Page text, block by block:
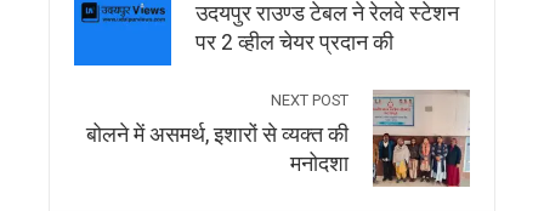
उदयपुर राउण्ड टेबल ने रेलवे स्टेशन
पर 2 व्हील चेयर प्रदान की
NEXT POST
बोलने में असमर्थ, इशारों से व्यक्त की
मनोदशा